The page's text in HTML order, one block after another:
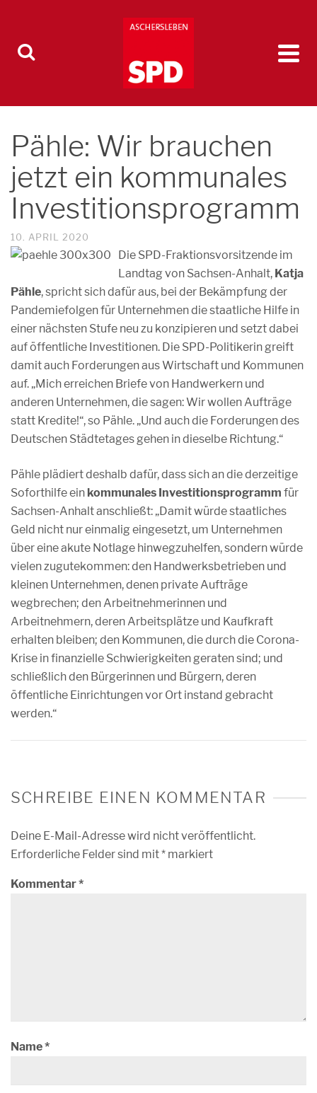
Pähle: Wir brauchen
jetzt ein kommunales
Investitionsprogramm
10. APRIL 2020
Die SPD-Fraktionsvorsitzende im
Landtag von Sachsen-Anhalt, Katja
Pähle, spricht sich dafür aus, bei der Bekämpfung der
Pandemiefolgen für Unternehmen die staatliche Hilfe in
einer nächsten Stufe neu zu konzipieren und setzt dabei
auf öffentliche Investitionen. Die SPD-Politikerin greift
damit auch Forderungen aus Wirtschaft und Kommunen
auf. „Mich erreichen Briefe von Handwerkern und
anderen Unternehmen, die sagen: Wir wollen Aufträge
statt Kredite!“, so Pähle. „Und auch die Forderungen des
Deutschen Städtetages gehen in dieselbe Richtung.“
Pähle plädiert deshalb dafür, dass sich an die derzeitige
Soforthilfe ein kommunales Investitionsprogramm für
Sachsen-Anhalt anschließt: „Damit würde staatliches
Geld nicht nur einmalig eingesetzt, um Unternehmen
über eine akute Notlage hinwegzuhelfen, sondern würde
vielen zugutekommen: den Handwerksbetrieben und
kleinen Unternehmen, denen private Aufträge
wegbrechen; den Arbeitnehmerinnen und
Arbeitnehmern, deren Arbeitsplätze und Kaufkraft
erhalten bleiben; den Kommunen, die durch die Corona-
Krise in finanzielle Schwierigkeiten geraten sind; und
schließlich den Bürgerinnen und Bürgern, deren
öffentliche Einrichtungen vor Ort instand gebracht
werden.“
SCHREIBE EINEN KOMMENTAR
Deine E-Mail-Adresse wird nicht veröffentlicht.
Erforderliche Felder sind mit* markiert
Kommentar*
Name*